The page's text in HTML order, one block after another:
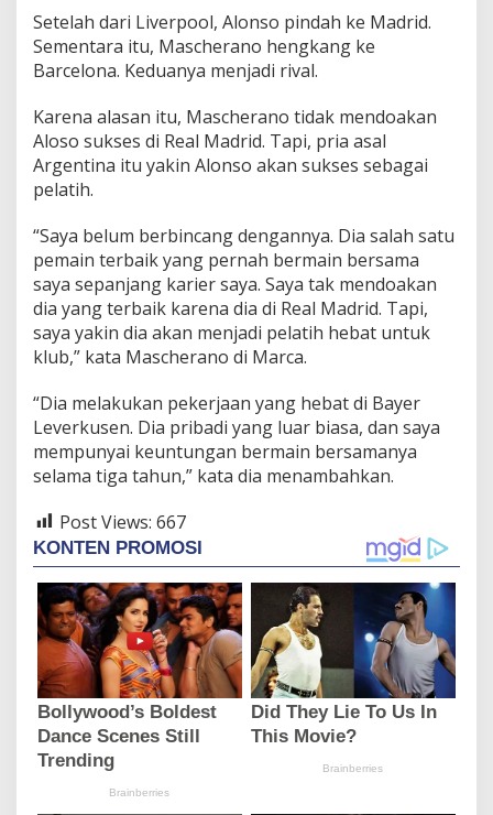
Setelah dari Liverpool, Alonso pindah ke Madrid.
Sementara itu, Mascherano hengkang ke
Barcelona. Keduanya menjadi rival.
Karena alasan itu, Mascherano tidak mendoakan
Aloso sukses di Real Madrid. Tapi, pria asal
Argentina itu yakin Alonso akan sukses sebagai
pelatih.
“Saya belum berbincang dengannya. Dia salah satu
pemain terbaik yang pernah bermain bersama
saya sepanjang karier saya. Saya tak mendoakan
dia yang terbaik karena dia di Real Madrid. Tapi,
saya yakin dia akan menjadi pelatih hebat untuk
klub,” kata Mascherano di Marca.
“Dia melakukan pekerjaan yang hebat di Bayer
Leverkusen. Dia pribadi yang luar biasa, dan saya
mempunyai keuntungan bermain bersamanya
selama tiga tahun,” kata dia menambahkan.
Post Views: 667